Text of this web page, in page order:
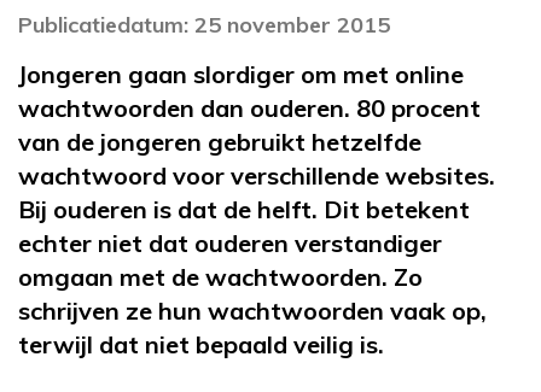
Publicatiedatum: 25 november 2015
Jongeren gaan slordiger om met online
wachtwoorden dan ouderen. 80 procent
van de jongeren gebruikt hetzelfde
wachtwoord voor verschillende websites.
Bij ouderen is dat de helft. Dit betekent
echter niet dat ouderen verstandiger
omgaan met de wachtwoorden. Zo
schrijven ze hun wachtwoorden vaak op,
terwijl dat niet bepaald veilig is.